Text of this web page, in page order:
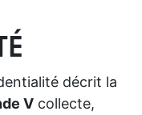
décrit la
V collecte,